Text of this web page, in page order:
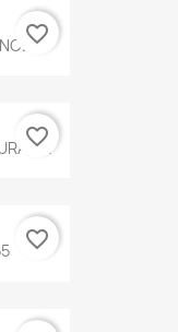
favorite_border
T...
favorite_border
favorite_border